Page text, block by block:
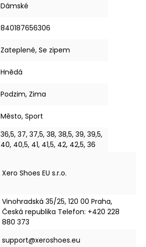
Dámské
840187656306
Zateplené, Se zipem
Hnědá
Podzim, Zima
Město, Sport
36,5, 37, 37,5, 38, 38,5, 39, 39,5,
40, 40,5, 41, 41,5, 42, 42,5, 36
Xero Shoes EU s.r.o.
Vinohradská 35/25, 120 00 Praha,
Česká republika Telefon: +420 228
880 373
support@xeroshoes.eu